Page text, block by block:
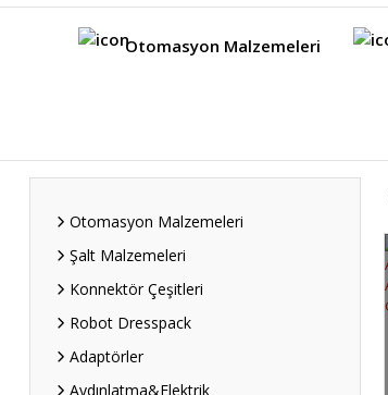
Otomasyon Malzemeleri
Otomasyon Malzemeleri
Şalt Malzemeleri
Konnektör Çeşitleri
Robot Dresspack
Adaptörler
Aydınlatma&Elektrik